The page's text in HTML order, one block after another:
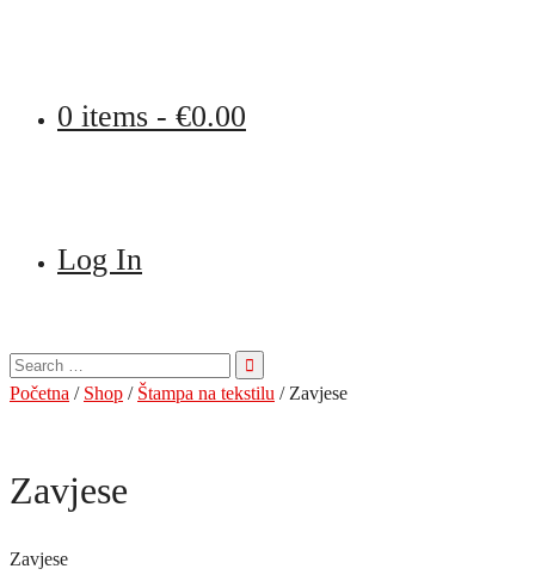
0 items - €0.00
Log In
Pretraga
za:
Početna / Shop / Štampa na tekstilu / Zavjese
Zavjese
Zavjese